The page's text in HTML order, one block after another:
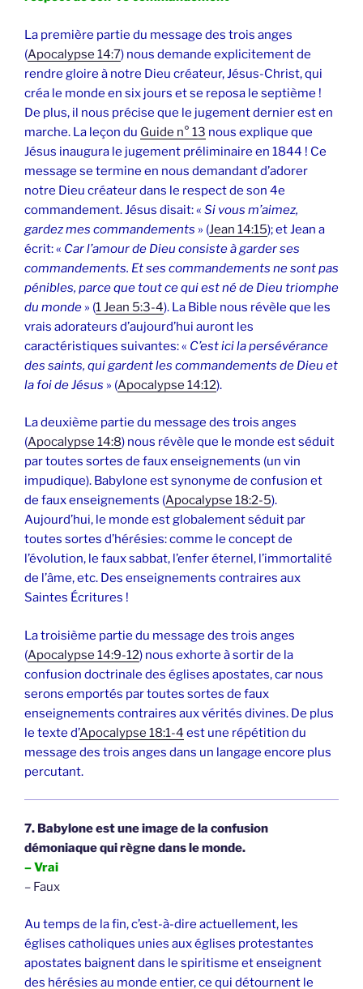
La première partie du message des trois anges
(Apocalypse 14:7) nous demande explicitement de
rendre gloire à notre Dieu créateur, Jésus-Christ, qui
créa le monde en six jours et se reposa le septième !
De plus, il nous précise que le jugement dernier est en
marche. La leçon du Guide n° 13 nous explique que
Jésus inaugura le jugement préliminaire en 1844 ! Ce
message se termine en nous demandant d’adorer
notre Dieu créateur dans le respect de son 4e
commandement. Jésus disait: « Si vous m’aimez,
gardez mes commandements » (Jean 14:15); et Jean a
écrit: « Car l’amour de Dieu consiste à garder ses
commandements. Et ses commandements ne sont pas
pénibles, parce que tout ce qui est né de Dieu triomphe
du monde » (1 Jean 5:3-4). La Bible nous révèle que les
vrais adorateurs d’aujourd’hui auront les
caractéristiques suivantes: « C’est ici la persévérance
des saints, qui gardent les commandements de Dieu et
la foi de Jésus » (Apocalypse 14:12).
La deuxième partie du message des trois anges
(Apocalypse 14:8) nous révèle que le monde est séduit
par toutes sortes de faux enseignements (un vin
impudique). Babylone est synonyme de confusion et
de faux enseignements (Apocalypse 18:2-5).
Aujourd’hui, le monde est globalement séduit par
toutes sortes d’hérésies: comme le concept de
l’évolution, le faux sabbat, l’enfer éternel, l’immortalité
de l’âme, etc. Des enseignements contraires aux
Saintes Écritures !
La troisième partie du message des trois anges
(Apocalypse 14:9-12) nous exhorte à sortir de la
confusion doctrinale des églises apostates, car nous
serons emportés par toutes sortes de faux
enseignements contraires aux vérités divines. De plus
le texte d’Apocalypse 18:1-4 est une répétition du
message des trois anges dans un langage encore plus
percutant.
7. Babylone est une image de la confusion
démoniaque qui règne dans le monde.
– Vrai
– Faux
Au temps de la fin, c’est-à-dire actuellement, les
églises catholiques unies aux églises protestantes
apostates baignent dans le spiritisme et enseignent
des hérésies au monde entier, ce qui détournent le